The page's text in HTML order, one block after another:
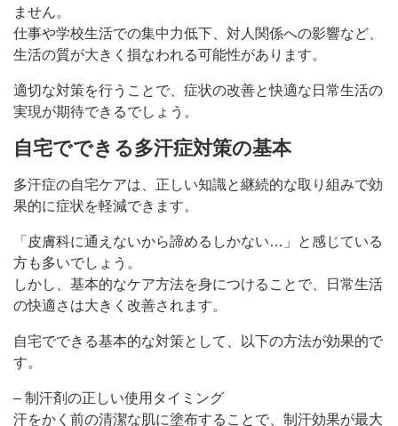
ません。
仕事や学校生活での集中力低下、対人関係への影響など、
生活の質が大きく損なわれる可能性があります。
適切な対策を行うことで、症状の改善と快適な日常生活の
実現が期待できるでしょう。
自宅でできる多汗症対策の基本
多汗症の自宅ケアは、正しい知識と継続的な取り組みで効
果的に症状を軽減できます。
「皮膚科に通えないから諦めるしかない…」と感じている
方も多いでしょう。
しかし、基本的なケア方法を身につけることで、日常生活
の快適さは大きく改善されます。
自宅でできる基本的な対策として、以下の方法が効果的で
す。
– 制汗剤の正しい使用タイミング
汗をかく前の清潔な肌に塗布することで、制汗効果が最大